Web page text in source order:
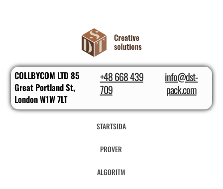
COLLBYCOM LTD 85
Great Portland St,
London W1W 7LT
+48 668 439
709
info@dst-
pack.com
STARTSIDA
PROVER
ALGORITM